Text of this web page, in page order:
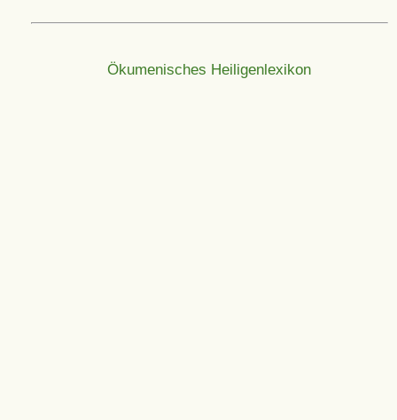
Ökumenisches Heiligenlexikon